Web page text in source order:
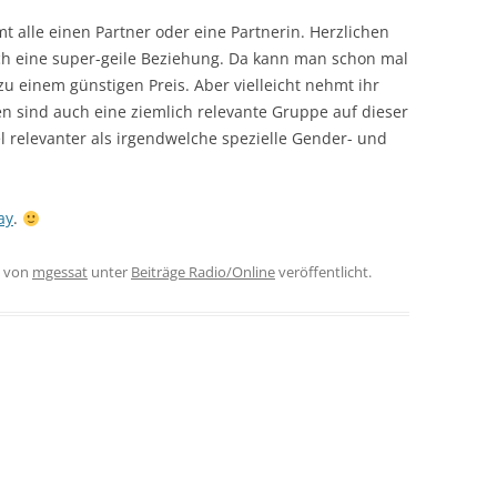
alle einen Partner oder eine Partnerin. Herzlichen
eine super-geile Beziehung. Da kann man schon mal
einem günstigen Preis. Aber vielleicht nehmt ihr
sind auch eine ziemlich relevante Gruppe auf dieser
als irgendwelche spezielle Gender- und
.
von mgessat unter Beiträge Radio/Onlineveröffentlicht.